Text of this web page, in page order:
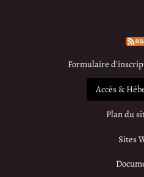
Formulaire
Accès &
Plan du
Sites